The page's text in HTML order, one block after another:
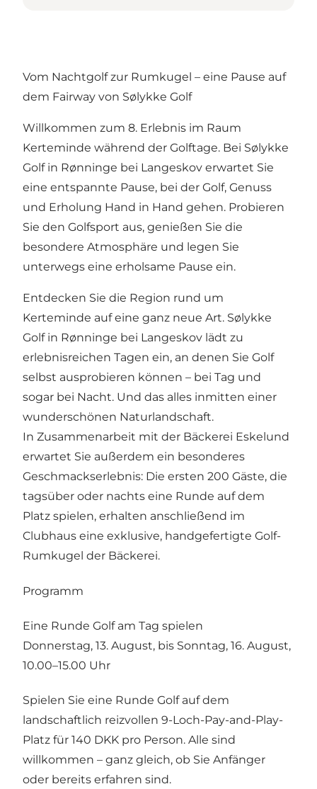
Vom Nachtgolf zur Rumkugel – eine Pause auf
dem Fairway von Sølykke Golf
Willkommen zum 8. Erlebnis im Raum
Kerteminde während der Golftage. Bei Sølykke
Golf in Rønninge bei Langeskov erwartet Sie
eine entspannte Pause, bei der Golf, Genuss
und Erholung Hand in Hand gehen. Probieren
Sie den Golfsport aus, genießen Sie die
besondere Atmosphäre und legen Sie
unterwegs eine erholsame Pause ein.
Entdecken Sie die Region rund um
Kerteminde auf eine ganz neue Art. Sølykke
Golf in Rønninge bei Langeskov lädt zu
erlebnisreichen Tagen ein, an denen Sie Golf
selbst ausprobieren können – bei Tag und
sogar bei Nacht. Und das alles inmitten einer
wunderschönen Naturlandschaft.
In Zusammenarbeit mit der Bäckerei Eskelund
erwartet Sie außerdem ein besonderes
Geschmackserlebnis: Die ersten 200 Gäste, die
tagsüber oder nachts eine Runde auf dem
Platz spielen, erhalten anschließend im
Clubhaus eine exklusive, handgefertigte Golf-
Rumkugel der Bäckerei.
Programm
Eine Runde Golf am Tag spielen
Donnerstag, 13. August, bis Sonntag, 16. August,
10.00–15.00 Uhr
Spielen Sie eine Runde Golf auf dem
landschaftlich reizvollen 9-Loch-Pay-and-Play-
Platz für 140 DKK pro Person. Alle sind
willkommen – ganz gleich, ob Sie Anfänger
oder bereits erfahren sind.